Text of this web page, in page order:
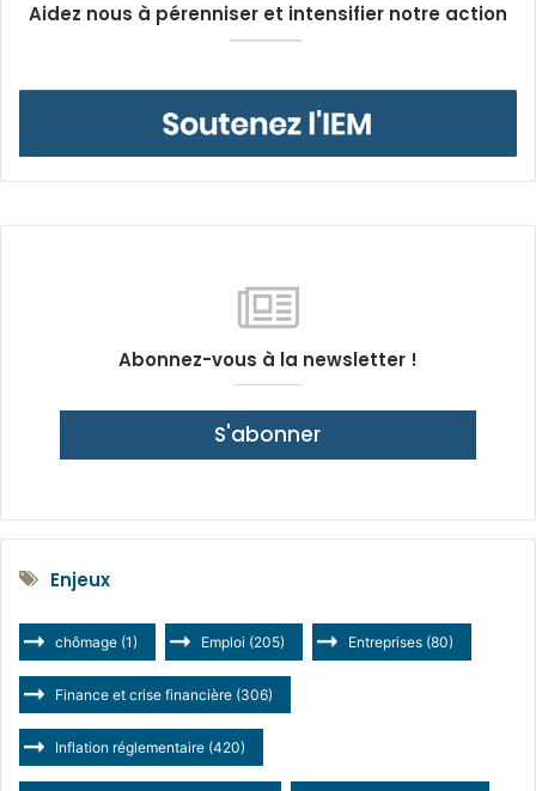
Aidez nous à pérenniser et intensifier notre action
Abonnez-vous à la newsletter !
S'abonner
Enjeux
chômage (1) Emploi (205) Entreprises (80)
Finance et crise financière (306)
Inflation réglementaire (420)